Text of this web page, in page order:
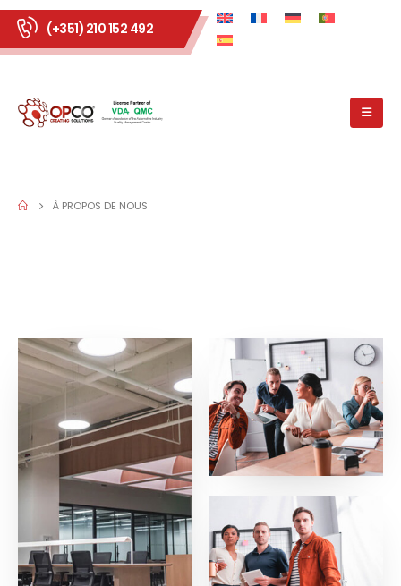
(+351) 210 152 492
À PROPOS DE NOUS